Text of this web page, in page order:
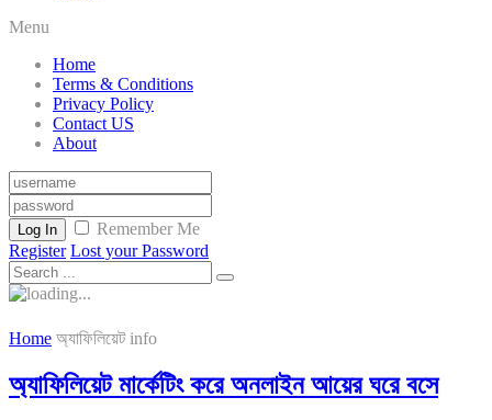
Menu
Home
Terms & Conditions
Privacy Policy
Contact US
About
Log In
Remember Me
Register Lost your Password
Home অ্যাফিলিয়েট info
অ্যাফিলিয়েট মার্কেটিং করে অনলাইন আয়ের ঘরে বসে